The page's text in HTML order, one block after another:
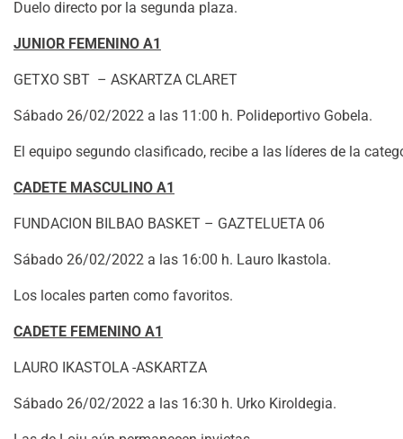
Duelo directo por la segunda plaza.
JUNIOR FEMENINO A1
GETXO SBT – ASKARTZA CLARET
Sábado 26/02/2022 a las 11:00 h. Polideportivo Gobela.
El equipo segundo clasificado, recibe a las líderes de la
CADETE MASCULINO A1
FUNDACION BILBAO BASKET – GAZTELUETA 06
Sábado 26/02/2022 a las 16:00 h. Lauro Ikastola.
Los locales parten como favoritos.
CADETE FEMENINO A1
LAURO IKASTOLA -ASKARTZA
Sábado 26/02/2022 a las 16:30 h. Urko Kiroldegia.